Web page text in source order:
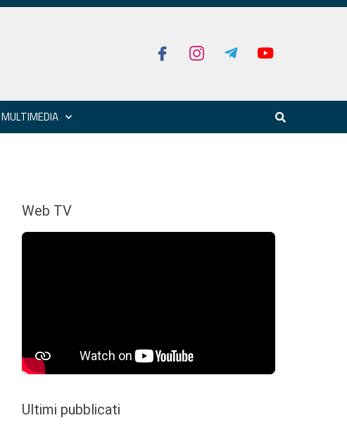
MULTIMEDIA
Web TV
Ultimi pubblicati